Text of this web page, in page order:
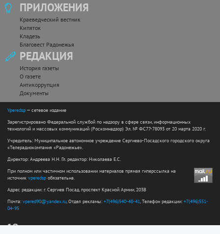
ПРИЛОЖЕНИЯ
Краеведческий вестник
Кипяток
Кладезь
Благовест Радонежья
РЕДАКЦИЯ
История газеты
О газете
Антикоррупция
Документы
Vperedsp — сетевое издание
Зарегистрировано Федеральной службой по надзору в сфере связи, информационных
технологий и массовых коммуникаций (Роскомнадзор) Эл. № ФС77-78093 от 20 марта 2020 г.
Учредитель: Муниципальное автономное учреждение Сергиево-Посадского городского округа
«Телерадиокомпания «Радонежье».
Директор: Андреева Н.Н. Гл. редактор: Николаева Е.С.
При полном или частичном использовании материалов прямая гиперссылка на
источник vperedsp обязательна.
Адрес редакции: г. Сергиев Посад, проспект Красной Армии, 203В
Почта: vpered90@yandex.ru, Отдел рекламы: +7(496)540-48-41, Телефон редакции: +7(496)551-
04-95
12+